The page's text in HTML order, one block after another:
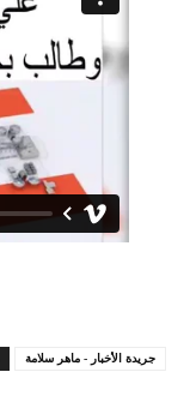
جريدة الأخبار - ماهر سلامة